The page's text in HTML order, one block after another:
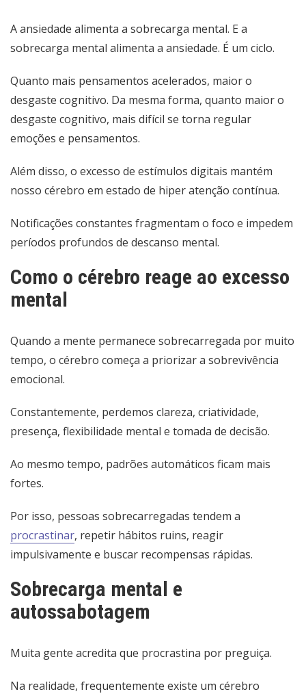
A ansiedade alimenta a sobrecarga mental. E a
sobrecarga mental alimenta a ansiedade. É um ciclo.
Quanto mais pensamentos acelerados, maior o
desgaste cognitivo. Da mesma forma, quanto maior o
desgaste cognitivo, mais difícil se torna regular
emoções e pensamentos.
Além disso, o excesso de estímulos digitais mantém
nosso cérebro em estado de hiper atenção contínua.
Notificações constantes fragmentam o foco e impedem
períodos profundos de descanso mental.
Como o cérebro reage ao excesso
mental
Quando a mente permanece sobrecarregada por muito
tempo, o cérebro começa a priorizar a sobrevivência
emocional.
Constantemente, perdemos clareza, criatividade,
presença, flexibilidade mental e tomada de decisão.
Ao mesmo tempo, padrões automáticos ficam mais
fortes.
Por isso, pessoas sobrecarregadas tendem a
procrastinar, repetir hábitos ruins, reagir
impulsivamente e buscar recompensas rápidas.
Sobrecarga mental e
autossabotagem
Muita gente acredita que procrastina por preguiça.
Na realidade, frequentemente existe um cérebro